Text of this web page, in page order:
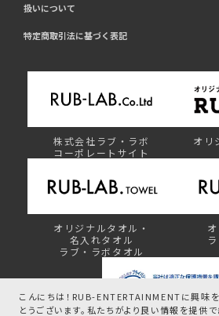
こんにちは！RUB-ENTERTAINMENTに興味
とうございます。 私たちがより良い情報を提供で
扱いについて
特定商取引法に基づく表記
株式会社ラブ・ラボ
コーポレートサイト
オリ
オリジナルタオル・
名入れタオル
ラブ・ラボタオル